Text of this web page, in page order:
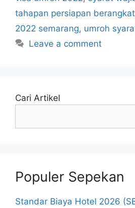
tahapan persiapan
2022 semarang, umroh
Leave a comment
Cari Artikel
Populer Sepekan
Standar Biaya Hotel 2026